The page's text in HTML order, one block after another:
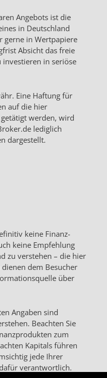
Angebots ist die
in Deutschland
gerne in Wertpapiere
Absicht das freie
in seriöse
Eine Haftung für
auf die hier
werden, wird
lediglich
dargestellt.
keine Finanz-
keine Empfehlung
zu verstehen – die hier
dem Besucher
über
Angaben sind
Beachten Sie
zum
Kapitals führen
jede Ihrer
verantwortlich.